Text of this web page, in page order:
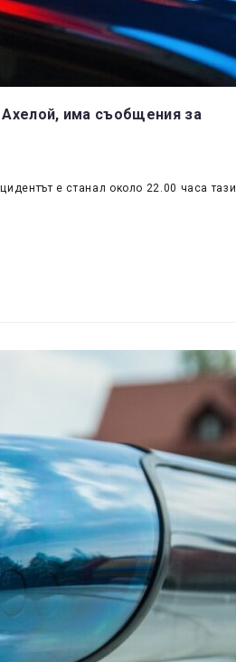
Ахелой, има съобщения за
е станал около 22.00 часа тази